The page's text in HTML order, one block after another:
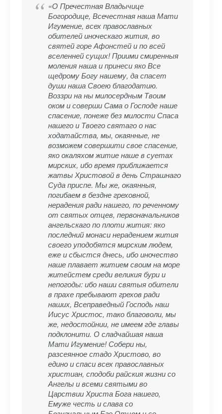
«О Пречестная Владычице
Богородице, Всечестная наша Мати
Игумение, всех православных
обителей иноческаго жития, во
святей горе Афонстей и по всей
вселенней сущих! Приими смиренныя
моления наша и принеси яко Все
щедрому Богу нашему, да спасет
души наша Своею благодатию.
Воззри на ны милосердным Твоим
оком и соверши Сама о Господе наше
спасение, понеже без милости Спаса
нашего и Твоего святаго о нас
ходатайства, мы, окаянные, не
возможем совершити свое спасение,
яко окаляхом житие наше в суетах
мирских, ибо время приближается
жатвы Христовой в день Страшнаго
Суда приспе. Мы же, окаянныя,
погибаем в бездне греховной,
нерадения ради нашего, по реченному
от святых отцев, первоначальников
ангельскаго по плоти жития: яко
последний монаси нерадением жития
своего уподобятся мирским людем,
еже и сбыстся днесь, ибо иночество
наше плавает житием своим на море
житейстем среди великия бури и
непогоды: ибо наши святыя обители
в прахе пребывают грехов ради
наших, Всеправедный Господь наш
Иисус Христос, тако благоволи, мы
же, недостойнии, не имеем где главы
подклонити. О сладчайшая наша
Мати Игумение! Собери ны,
разсеянное стадо Христово, во
едино и спаси всех православных
христиан, сподоби райския жизни со
Ангелы и всеми святыми во
Царствии Христа Бога нашего,
Емуже честь и слава со